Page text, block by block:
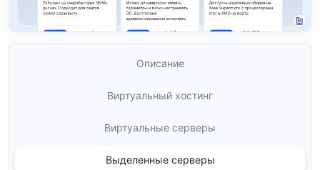
Описание
Виртуальный хостинг
Виртуальные серверы
Выделенные серверы